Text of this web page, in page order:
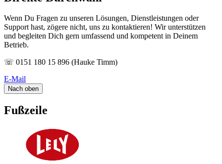
Wenn Du Fragen zu unseren Lösungen, Dienstleistungen oder
Support hast, zögere nicht, uns zu kontaktieren! Wir unterstützen
und begleiten Dich gern umfassend und kompetent in Deinem
Betrieb.
☏ 0151 180 15 896 (Hauke Timm)
E-Mail
Nach oben
Fußzeile